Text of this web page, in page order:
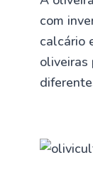
com
calcário
oliveiras